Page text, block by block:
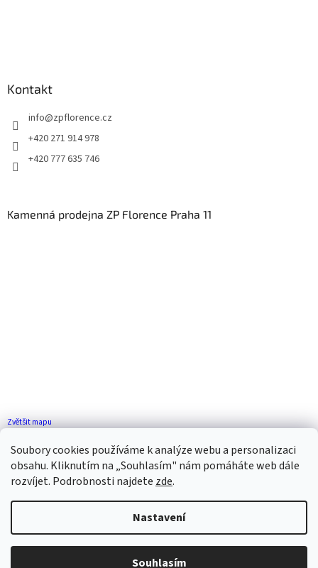
Soubory cookies používáme k analýze webu a personalizaci
obsahu. Kliknutím na „Souhlasím" nám pomáháte web dále
rozvíjet. Podrobnosti najdete zde.
Nastavení
Souhlasím
Kontakt
info@zpflorence.cz
+420 271 914 978
+420 777 635 746
Kamenná prodejna ZP Florence Praha 11
Zvětšit mapu
Vytvořil Shoptet
ZP FLORENCE. Všechna práva vyhrazena.